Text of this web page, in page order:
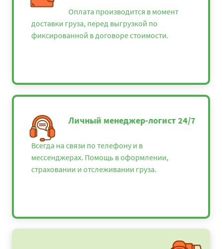
Оплата производится в момент
доставки груза, перед выгрузкой по
фиксированной в договоре стоимости.
Личный менеджер-логист 24/7
Всегда на связи по телефону и в
мессенджерах. Помощь в оформлении,
страховании и отслеживании груза.